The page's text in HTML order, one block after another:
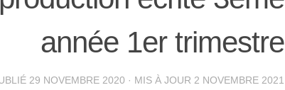
année 1er trimestre
29 NOVEMBRE 2020 · MIS À JOUR 2 NOVEMBRE 2021